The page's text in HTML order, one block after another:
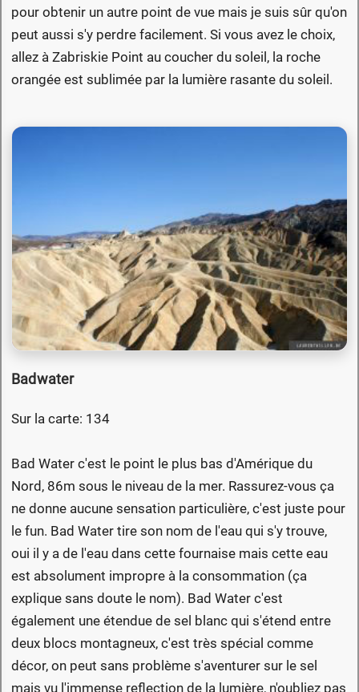
pour obtenir un autre point de vue mais je suis sûr qu'on
peut aussi s'y perdre facilement. Si vous avez le choix,
allez à Zabriskie Point au coucher du soleil, la roche
orangée est sublimée par la lumière rasante du soleil.
Badwater
Sur la carte: 134
Bad Water c'est le point le plus bas d'Amérique du
Nord, 86m sous le niveau de la mer. Rassurez-vous ça
ne donne aucune sensation particulière, c'est juste pour
le fun. Bad Water tire son nom de l'eau qui s'y trouve,
oui il y a de l'eau dans cette fournaise mais cette eau
est absolument impropre à la consommation (ça
explique sans doute le nom). Bad Water c'est
également une étendue de sel blanc qui s'étend entre
deux blocs montagneux, c'est très spécial comme
décor, on peut sans problème s'aventurer sur le sel
mais vu l'immense reflection de la lumière, n'oubliez pas